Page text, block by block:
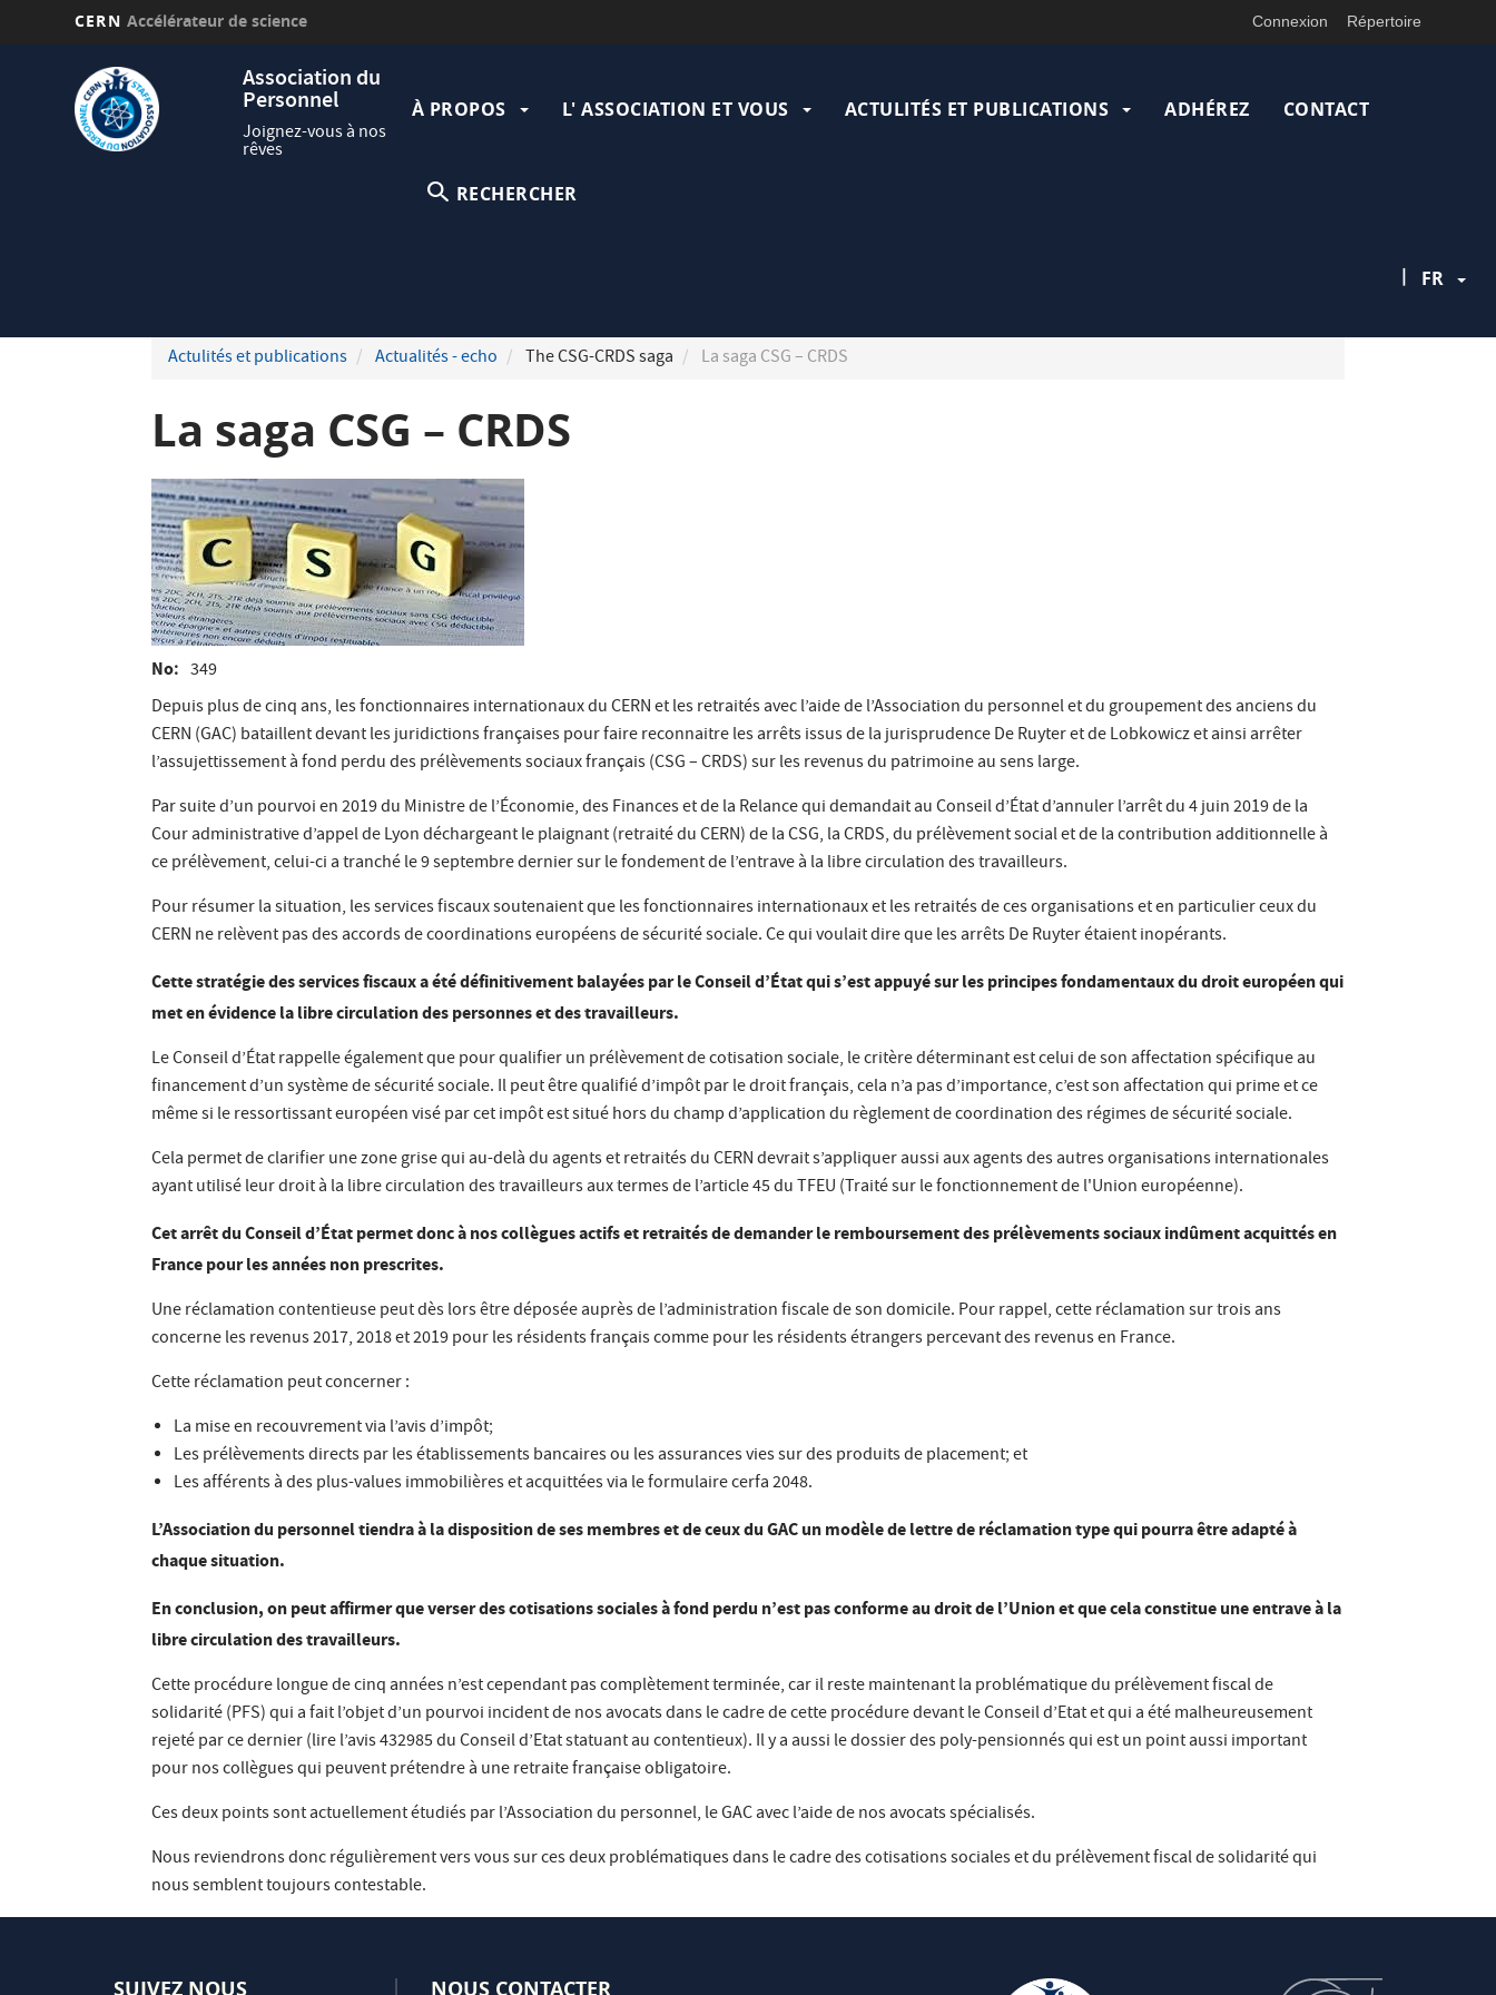
CERN Accélérateur de science Connexion Répertoire
Association du
Personnel
Joignez-vous à nos
rêves
principale
À PROPOS L' ASSOCIATION ET VOUS ACTULITÉS ET PUBLICATIONS ADHÉREZ CONTACT
RECHERCHER
| FR
Actulités et publications Actualités - echo The CSG-CRDS saga La saga CSG – CRDS
La saga CSG – CRDS
No
349
Depuis plus de cinq ans, les fonctionnaires internationaux du CERN et les retraités avec l’aide de l’Association du personnel et du groupement des anciens du
CERN (GAC) bataillent devant les juridictions françaises pour faire reconnaitre les arrêts issus de la jurisprudence De Ruyter et de Lobkowicz et ainsi arrêter
l’assujettissement à fond perdu des prélèvements sociaux français (CSG – CRDS) sur les revenus du patrimoine au sens large.
Par suite d’un pourvoi en 2019 du Ministre de l’Économie, des Finances et de la Relance qui demandait au Conseil d’État d’annuler l’arrêt du 4 juin 2019 de la
Cour administrative d’appel de Lyon déchargeant le plaignant (retraité du CERN) de la CSG, la CRDS, du prélèvement social et de la contribution additionnelle à
ce prélèvement, celui-ci a tranché le 9 septembre dernier sur le fondement de l’entrave à la libre circulation des travailleurs.
Pour résumer la situation, les services fiscaux soutenaient que les fonctionnaires internationaux et les retraités de ces organisations et en particulier ceux du
CERN ne relèvent pas des accords de coordinations européens de sécurité sociale. Ce qui voulait dire que les arrêts De Ruyter étaient inopérants.
Cette stratégie des services fiscaux a été définitivement balayées par le Conseil d’État qui s’est appuyé sur les principes fondamentaux du droit européen qui
met en évidence la libre circulation des personnes et des travailleurs.
Le Conseil d’État rappelle également que pour qualifier un prélèvement de cotisation sociale, le critère déterminant est celui de son affectation spécifique au
financement d’un système de sécurité sociale. Il peut être qualifié d’impôt par le droit français, cela n’a pas d’importance, c’est son affectation qui prime et ce
même si le ressortissant européen visé par cet impôt est situé hors du champ d’application du règlement de coordination des régimes de sécurité sociale.
Cela permet de clarifier une zone grise qui au-delà du agents et retraités du CERN devrait s’appliquer aussi aux agents des autres organisations internationales
ayant utilisé leur droit à la libre circulation des travailleurs aux termes de l’article 45 du TFEU (Traité sur le fonctionnement de l'Union européenne).
Cet arrêt du Conseil d’État permet donc à nos collègues actifs et retraités de demander le remboursement des prélèvements sociaux indûment acquittés en
France pour les années non prescrites.
Une réclamation contentieuse peut dès lors être déposée auprès de l’administration fiscale de son domicile. Pour rappel, cette réclamation sur trois ans
concerne les revenus 2017, 2018 et 2019 pour les résidents français comme pour les résidents étrangers percevant des revenus en France.
Cette réclamation peut concerner :
La mise en recouvrement via l’avis d’impôt;
Les prélèvements directs par les établissements bancaires ou les assurances vies sur des produits de placement; et
Les afférents à des plus-values immobilières et acquittées via le formulaire cerfa 2048.
L’Association du personnel tiendra à la disposition de ses membres et de ceux du GAC un modèle de lettre de réclamation type qui pourra être adapté à
chaque situation.
En conclusion, on peut affirmer que verser des cotisations sociales à fond perdu n’est pas conforme au droit de l’Union et que cela constitue une entrave à la
libre circulation des travailleurs.
Cette procédure longue de cinq années n’est cependant pas complètement terminée, car il reste maintenant la problématique du prélèvement fiscal de
solidarité (PFS) qui a fait l’objet d’un pourvoi incident de nos avocats dans le cadre de cette procédure devant le Conseil d’Etat et qui a été malheureusement
rejeté par ce dernier (lire l’avis 432985 du Conseil d’Etat statuant au contentieux). Il y a aussi le dossier des poly-pensionnés qui est un point aussi important
pour nos collègues qui peuvent prétendre à une retraite française obligatoire.
Ces deux points sont actuellement étudiés par l’Association du personnel, le GAC avec l’aide de nos avocats spécialisés.
Nous reviendrons donc régulièrement vers vous sur ces deux problématiques dans le cadre des cotisations sociales et du prélèvement fiscal de solidarité qui
nous semblent toujours contestable.
SUIVEZ NOUS NOUS CONTACTER